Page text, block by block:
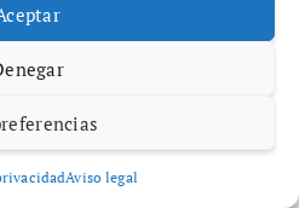
Aviso legal
58 views
zonas de